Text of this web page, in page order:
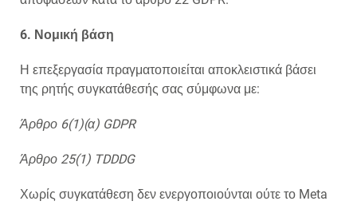
6. Νομική βάση
Η επεξεργασία πραγματοποιείται αποκλειστικά βάσει
της ρητής συγκατάθεσής σας σύμφωνα με:
Άρθρο 6(1)(α) GDPR
Άρθρο 25(1) TDDDG
Χωρίς συγκατάθεση δεν ενεργοποιούνται ούτε το Meta